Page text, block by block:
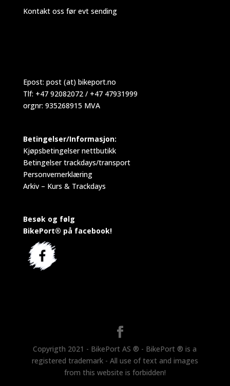
Kontakt oss før evt sending
Epost: post (at) bikeport.no
Tlf: +47 92082072 / +47 47931999
orgnr: 935268915 MVA
Betingelser/Informasjon:
Kjøpsbetingelser nettbutikk
Betingelser trackdays/transport
Personvernerklæring
Arkiv – Kurs & Trackdays
Besøk og følg
BikePort® på facebook!
Copyrigth 2021 - BikePort AS ® - BikePort ® is a
registered trademark - All use of text and images
from this website is forbidden!